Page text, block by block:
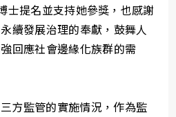
提名並支持她參獎，也感謝
續發展治理的奉獻，鼓舞人
回應社會邊緣化族群的需
方監管的實施情況，作為監